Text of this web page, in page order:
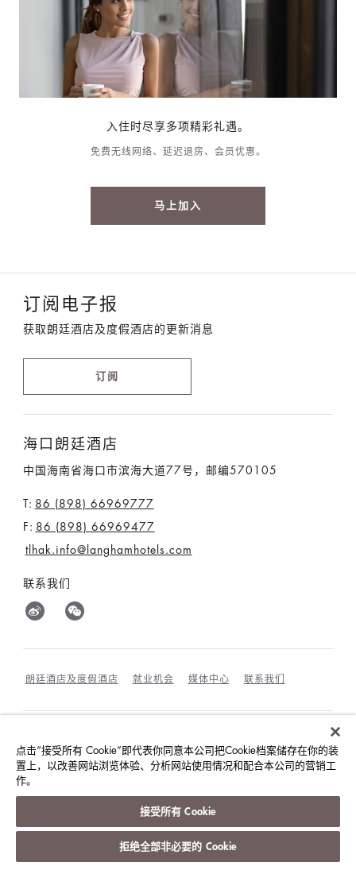
入住时尽享多项精彩礼遇。
免费无线网络、延迟退房、会员优惠。
马上加入
订阅电子报
获取朗廷酒店及度假酒店的更新消息
订阅
海口朗廷酒店
中国海南省海口市滨海大道77号，邮编570105
T: 86 (898) 66969777
F: 86 (898) 66969477
tlhak.info@langhamhotels.com
联系我们
朗廷酒店及度假酒店 就业机会 媒体中心 联系我们
COOKIES政策 宾客及访客行为规范与相互尊重
点击“接受所有 Cookie”即代表你同意本公司把Cookie档案储存在你的装
置上，以改善网站浏览体验、分析网站使用情况和配合本公司的营销工
作。
接受所有 Cookie
拒绝全部非必要的 Cookie